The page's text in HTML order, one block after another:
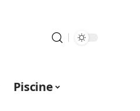
Piscine